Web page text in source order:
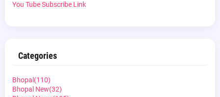
You Tube Subscribe Link
Categories
Bhopal (110)
Bhopal New(32)